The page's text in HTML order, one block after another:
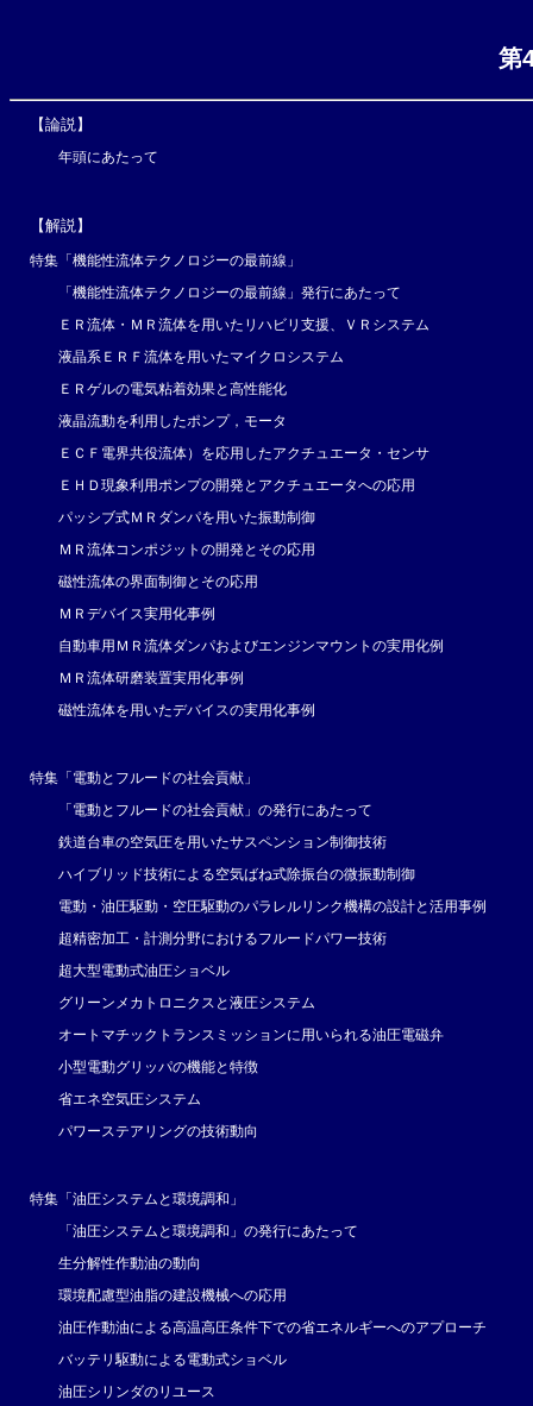
第
【論説】
年頭にあたって
【解説】
特集「機能性流体テクノロジーの最前線」
「機能性流体テクノロジーの最前線」発行にあたって
ＥＲ流体・ＭＲ流体を用いたリハビリ支援、ＶＲシステム
液晶系ＥＲＦ流体を用いたマイクロシステム
ＥＲゲルの電気粘着効果と高性能化
液晶流動を利用したポンプ，モータ
ＥＣＦ電界共役流体）を応用したアクチュエータ・センサ
ＥＨＤ現象利用ポンプの開発とアクチュエータへの応用
パッシブ式ＭＲダンパを用いた振動制御
ＭＲ流体コンポジットの開発とその応用
磁性流体の界面制御とその応用
ＭＲデバイス実用化事例
自動車用ＭＲ流体ダンパおよびエンジンマウントの実用化例
ＭＲ流体研磨装置実用化事例
磁性流体を用いたデバイスの実用化事例
特集「電動とフルードの社会貢献」
「電動とフルードの社会貢献」の発行にあたって
鉄道台車の空気圧を用いたサスペンション制御技術
ハイブリッド技術による空気ばね式除振台の微振動制御
電動・油圧駆動・空圧駆動のパラレルリンク機構の設計と活用事例
超精密加工・計測分野におけるフルードパワー技術
超大型電動式油圧ショベル
グリーンメカトロニクスと液圧システム
オートマチックトランスミッションに用いられる油圧電磁弁
小型電動グリッパの機能と特徴
省エネ空気圧システム
パワーステアリングの技術動向
特集「油圧システムと環境調和」
「油圧システムと環境調和」の発行にあたって
生分解性作動油の動向
環境配慮型油脂の建設機械への応用
油圧作動油による高温高圧条件下での省エネルギーへのアプローチ
バッテリ駆動による電動式ショベル
油圧シリンダのリユース